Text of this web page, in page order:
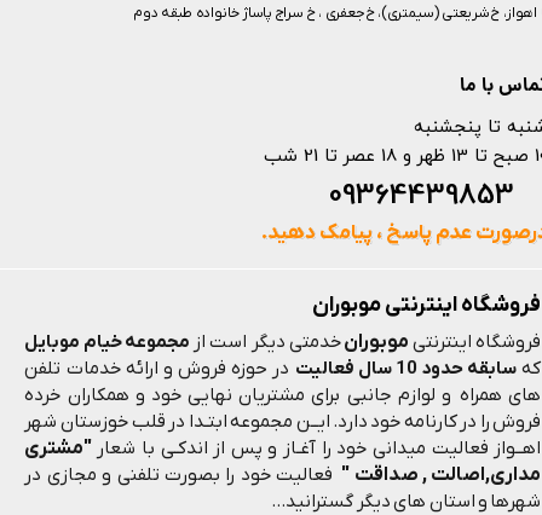
فروشگاه اینترنتی موبوران
فروشگاه اینترنتی موبورانخدمتی دیگر است از مجموعه خیام موبایل
که سابقه حدود 10 سال فعالیت
در حوزه فروش و ارائه خدمات تلفن
های همراه و لوازم جانبی برای مشتریان نهایی خود و همکاران خرده
فروش را در کارنامه خود دارد. ایــن مجموعه ابتـدا در قلب خوزستان شهر
اهــواز فعالیت میدانی خود را آغـاز و پس از اندکـی با شعار "مشتری
مداری,اصالت , صداقت " فعالیت خود را بصورت تلفنی و مجازی در
شهرها و استان های دیگر گسترانید...
با ما
اهواز، خ شریعتی (سیمتری)، خ جعفری ، خ سراج پاساژ خانواده طبقه دوم
تا پنجشنبه
تا 21 شب
عدم پاسخ ، پیامک دهید.